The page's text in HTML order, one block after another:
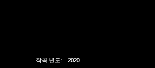
작곡 년도: 2020